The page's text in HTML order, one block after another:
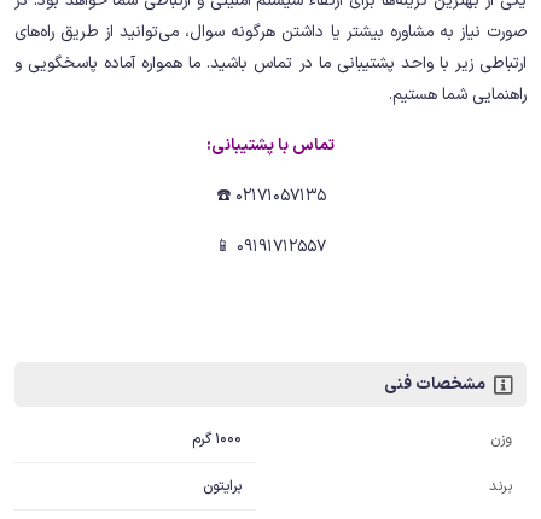
صورت نیاز به مشاوره بیشتر یا داشتن هرگونه سوال، می‌توانید از طریق راه‌های
ارتباطی زیر با واحد پشتیبانی ما در تماس باشید. ما همواره آماده پاسخگویی و
راهنمایی شما هستیم.
تماس با پشتیبانی:
02171057135 ☎️
09191712557 📱
مشخصات فنی
وزن 1000 گرم
برند برایتون